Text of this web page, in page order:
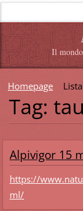
Il
Homepage
Tag:
Alpivigor 15
https://
ml/